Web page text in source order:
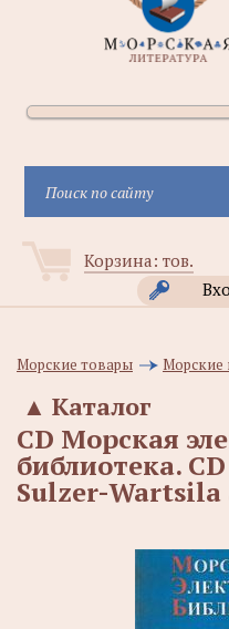
Корзина: тов.
Морские товары Морские
Каталог
▲
CD Морская
библиотека.
Sulzer-Wartsila